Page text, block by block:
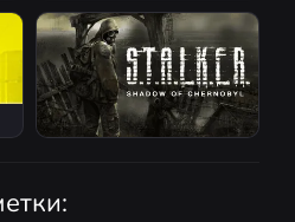
Atomic Heart